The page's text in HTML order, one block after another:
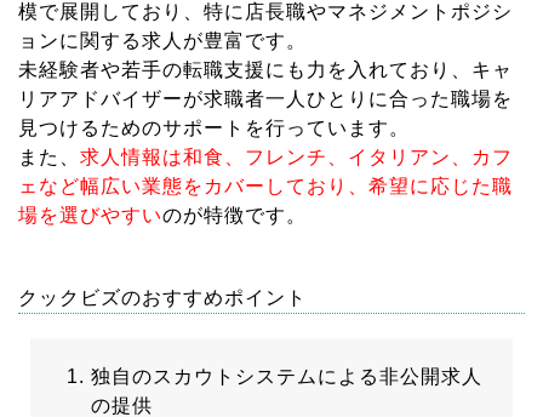
模で展開しており、特に店長職やマネジメントポジシ
ョンに関する求人が豊富です。
未経験者や若手の転職支援にも力を入れており、キャ
リアアドバイザーが求職者一人ひとりに合った職場を
見つけるためのサポートを行っています。
また、 求人情報は和食、フレンチ、イタリアン、カフ
ェなど幅広い業態をカバーしており、希望に応じた職
場を選びやすいのが特徴です。
クックビズのおすすめポイント
独自のスカウトシステムによる非公開求人
の提供